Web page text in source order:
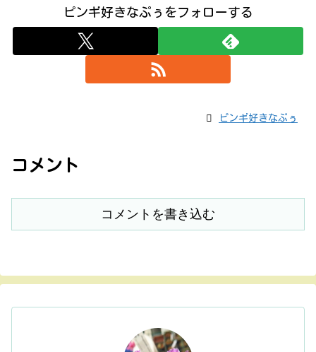
ピンギ好きなぷぅをフォローする
ピンギ好きなぷぅ
コメント
コメントを書き込む